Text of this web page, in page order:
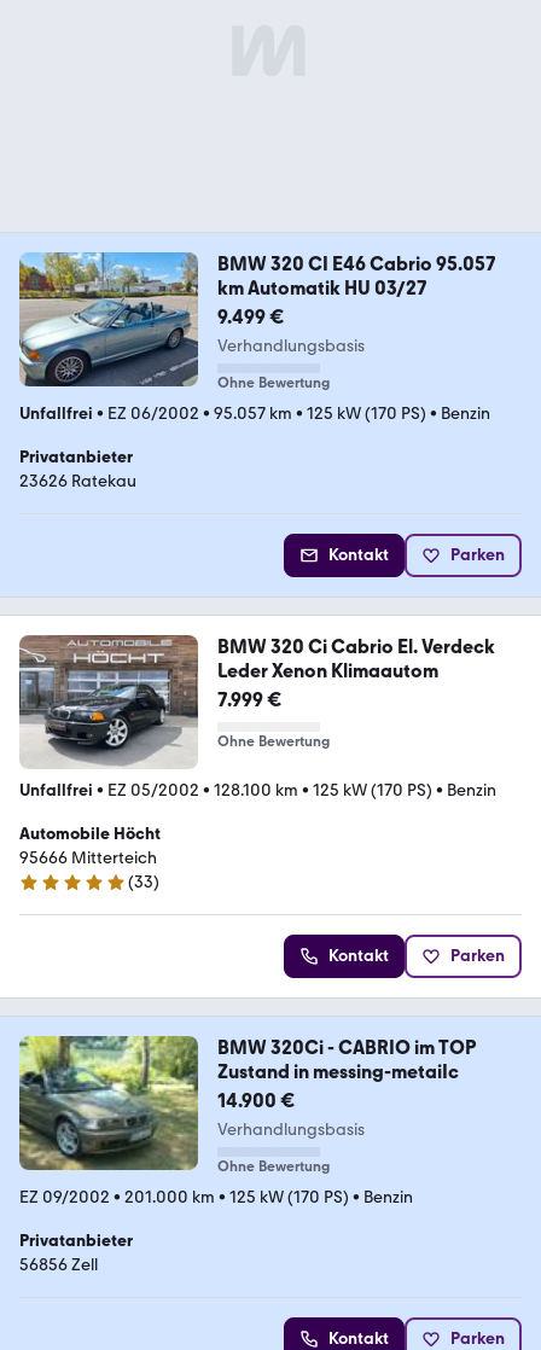
BMW 320 CI E46 Cabrio 95.057
km Automatik HU 03/27
9.499 €
Verhandlungsbasis
Ohne Bewertung
Unfallfrei • EZ 06/2002 • 95.057 km • 125 kW (170 PS) • Benzin
Privatanbieter
23626 Ratekau
Kontakt Parken
BMW 320 Ci Cabrio El. Verdeck
Leder Xenon Klimaautom
7.999 €
Ohne Bewertung
Unfallfrei • EZ 05/2002 • 128.100 km • 125 kW (170 PS) • Benzin
Automobile Höcht
95666 Mitterteich
4.9 Sterne
(33)
Kontakt Parken
BMW 320Ci - CABRIO im TOP
Zustand in messing-metaiIc
14.900 €
Verhandlungsbasis
Ohne Bewertung
EZ 09/2002 • 201.000 km • 125 kW (170 PS) • Benzin
Privatanbieter
56856 Zell
Kontakt Parken